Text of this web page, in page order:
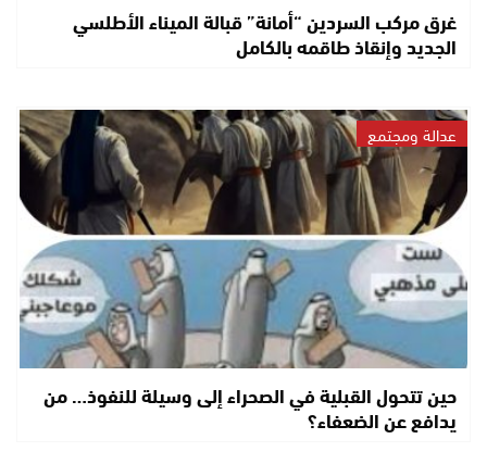
غرق مركب السردين “أمانة” قبالة الميناء الأطلسي
الجديد وإنقاذ طاقمه بالكامل
عدالة ومجتمع
حين تتحول القبلية في الصحراء إلى وسيلة للنفوذ… من
يدافع عن الضعفاء؟